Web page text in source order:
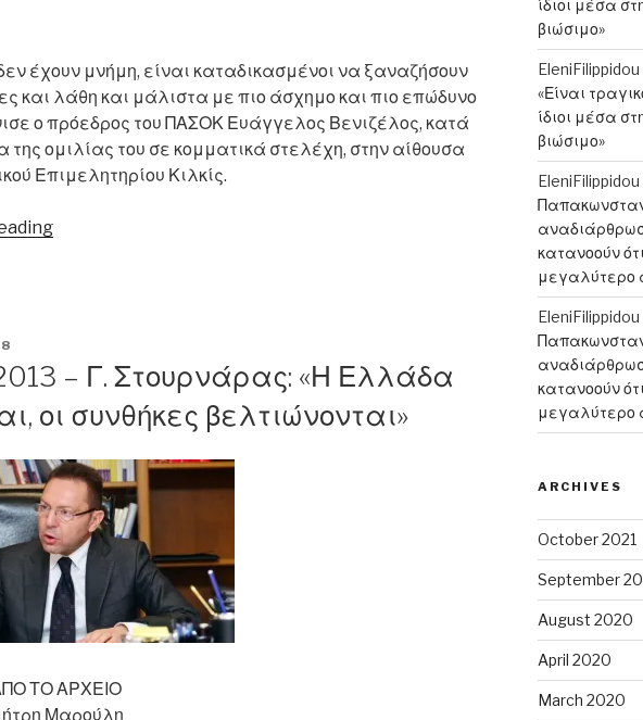
έχουν μνήμη, είναι καταδικασμένοι να ξαναζήσουν
και λάθη και μάλιστα με πιο άσχημο και πιο επώδυνο
ο πρόεδρος του ΠΑΣΟΚ Ευάγγελος Βενιζέλος, κατά
της ομιλίας του σε κομματικά στελέχη, στην αίθουσα
Επιμελητηρίου Κιλκίς.
“02/06/2013
ακούσαμε
για
χαράτσι
μέσω
της
ΔΕΗ
και
για
το
ενιαίο
ακινήτων;
– Γ. Στουρνάρας: «Η Ελλάδα
οι συνθήκες βελτιώνονται»
ΤΟ ΑΡΧΕΙΟ
Μαρούλη
ίδιοι μέσα
βιώσιμο»
EleniFilippidou
«Είναι
ίδιοι μέσα
βιώσιμο»
EleniFilippidou
κατανοούν
μεγαλύτερο
EleniFilippidou
κατανοούν
μεγαλύτερο
ARCHIVES
October 2021
September
August 2020
April 2020
March 2020